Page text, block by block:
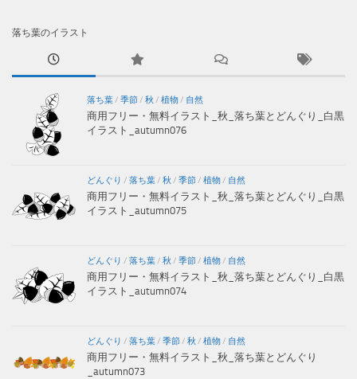
落ち葉のイラスト
落ち葉/ 季節/ 秋 / 植物/ 自然
商用フリー・無料イラスト_秋_落ち葉とどんぐり_白黒
イラスト_autumn076
どんぐり / 落ち葉/ 秋 / 季節/ 植物/ 自然
商用フリー・無料イラスト_秋_落ち葉とどんぐり_白黒
イラスト_autumn075
どんぐり / 落ち葉/ 秋 / 季節/ 植物/ 自然
商用フリー・無料イラスト_秋_落ち葉とどんぐり_白黒
イラスト_autumn074
どんぐり / 落ち葉/ 季節/ 秋 / 植物/ 自然
商用フリー・無料イラスト_秋_落ち葉とどんぐり
_autumn073